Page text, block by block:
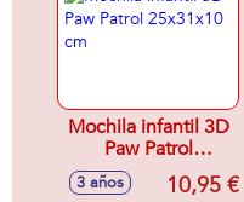
Mochila infantil 3D
Paw Patrol
25x31x10 cm
3 años 10,95 €